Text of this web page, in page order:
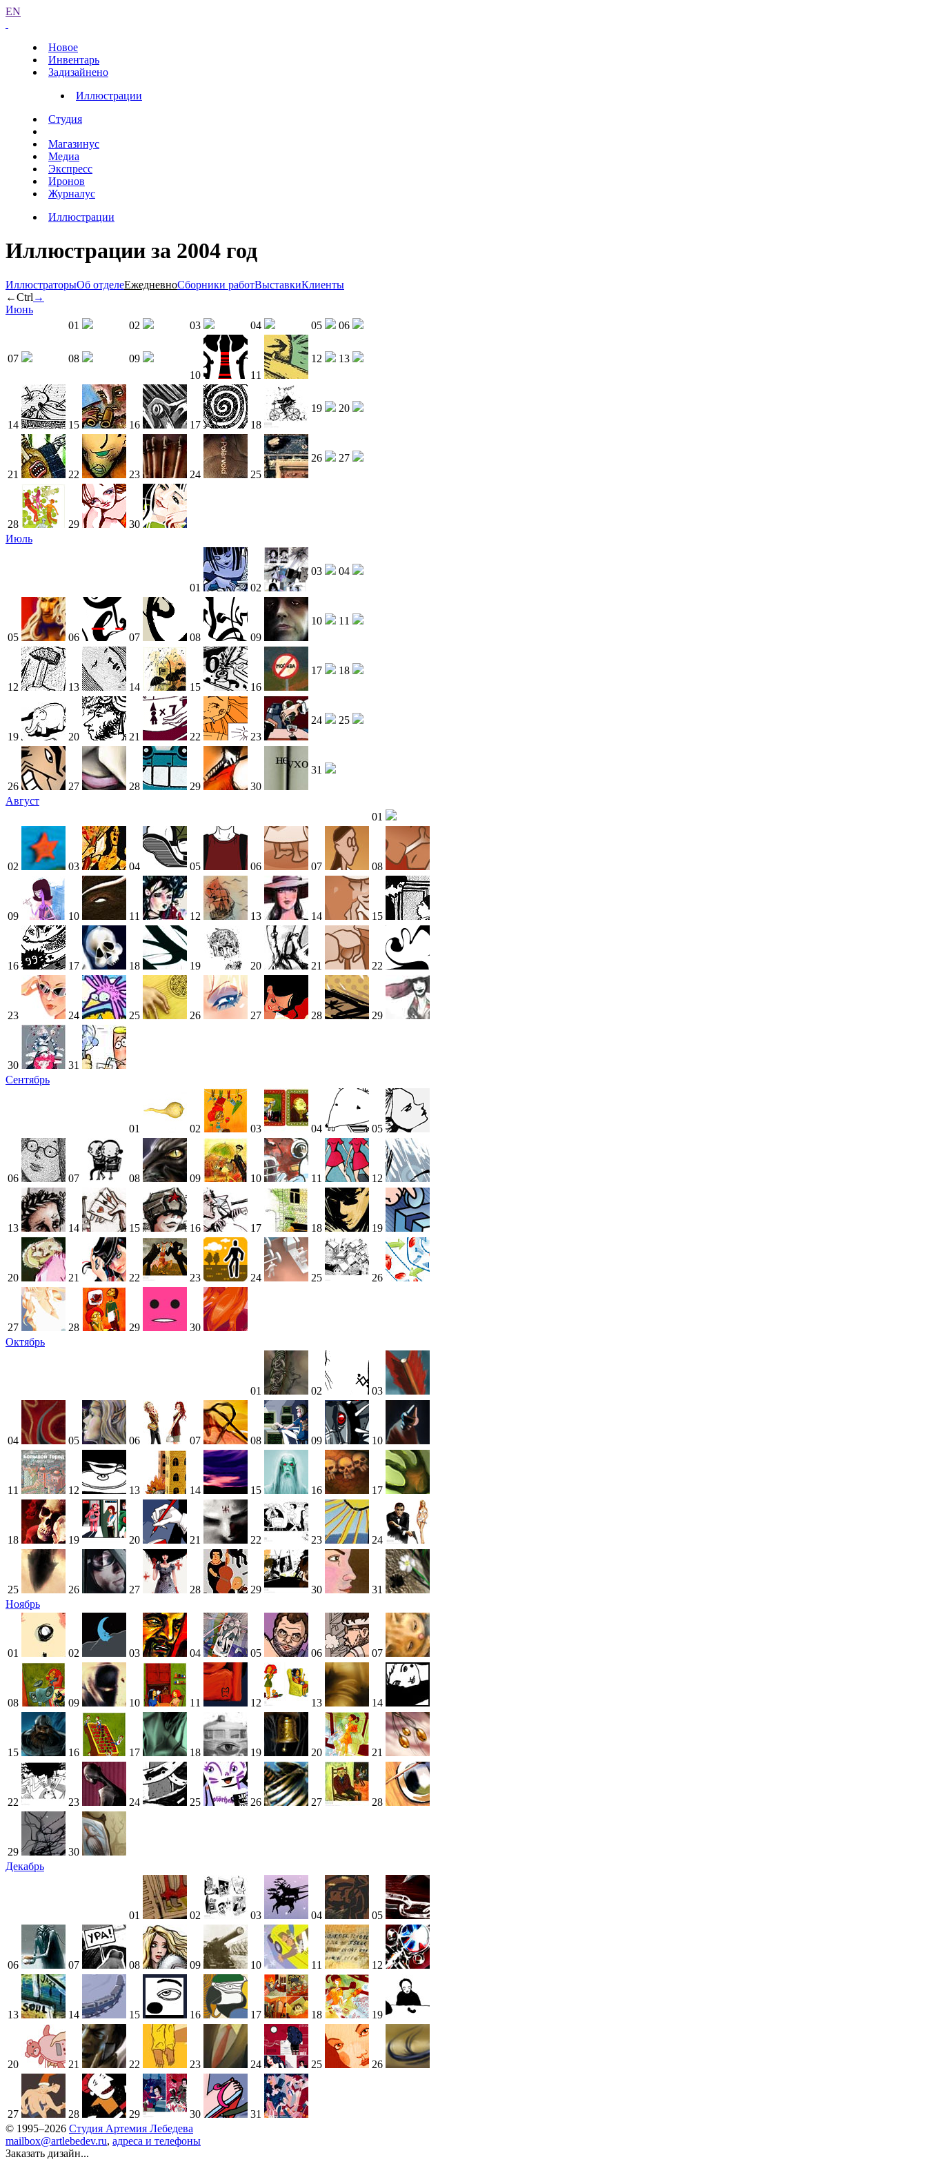
EN
Новое
Инвентарь
Задизайнено
Иллюстрации
Студия
Магазинус
Медиа
Экспресс
Иронов
Журналус
Иллюстрации
Иллюстрации за 2004 год
ИллюстраторыОб отделеЕжедневноСборники работВыставкиКлиенты
←Ctrl →
Июнь
01
02 03 04 05 06
07 08
09
10
11
12 13
14 15 16 17 18
19 20
21 22 23 24 25
26 27
28 29
30
Июль
01 02
03 04
05 06 07 08 09
10 11
12 13 14 15 16
17 18
19 20 21 22 23
24 25
26 27 28 29 30
31
Август
01
02 03 04 05 06 07 08
09 10 11 12 13 14 15
16 17 18 19 20 21 22
23 24 25 26 27 28 29
30
31
Сентябрь
01 02 03 04 05
06 07 08 09 10 11 12
13 14 15 16 17 18 19
20 21 22 23 24 25 26
27 28 29
30
Октябрь
01 02 03
04 05 06 07 08 09 10
11 12 13 14 15 16 17
18 19 20 21 22 23 24
25 26 27 28 29 30
31
Ноябрь
01 02 03 04 05 06 07
08 09 10 11 12 13 14
15 16 17 18 19 20 21
22 23 24 25 26 27 28
29
30
Декабрь
01 02 03 04 05
06 07 08 09 10 11 12
13 14 15 16 17 18 19
20 21 22 23 24 25 26
27 28 29 30
31
© 1995–2026 Студия Артемия Лебедева
mailbox@artlebedev.ru, адреса и телефоны
Заказать дизайн...